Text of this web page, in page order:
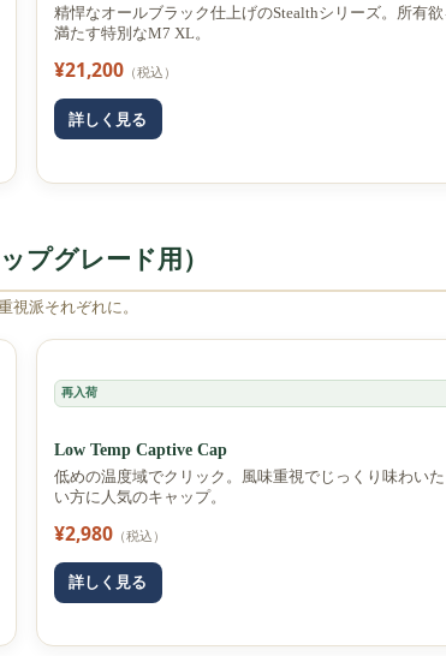
精悍なオールブラック仕上げのStealthシリーズ。所有欲
満たす特別なM7 XL。
¥21,200（税込）
詳しく見る
プグレード用）
視派それぞれに。
再入荷
Low Temp Captive Cap
低めの温度域でクリック。風味重視でじっくり味わいた
い方に人気のキャップ。
¥2,980（税込）
詳しく見る